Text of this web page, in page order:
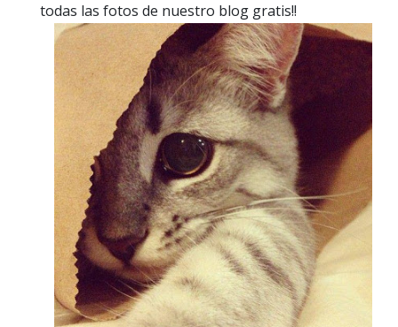
todas las fotos de nuestro blog gratis!!